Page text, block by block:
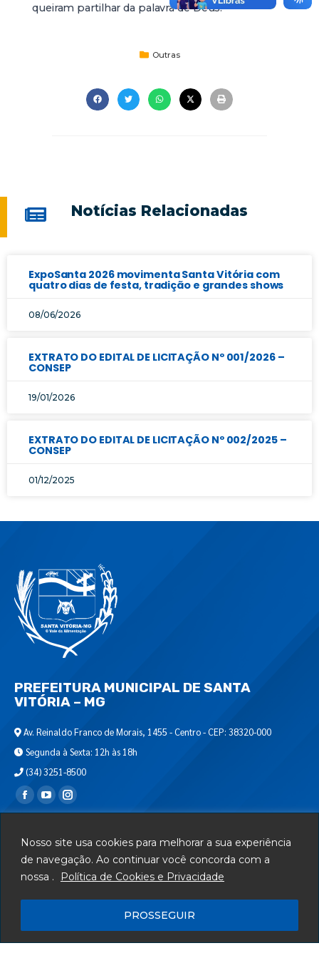
Nosso site usa cookies para melhorar a sua experiência
de navegação. Ao continuar você concorda com a
nossa .
Política de Cookies e Privacidade
PROSSEGUIR
queiram partilhar da palavra de Deus.
Outras
Notícias Relacionadas
ExpoSanta 2026 movimenta Santa Vitória com
quatro dias de festa, tradição e grandes shows
08/06/2026
EXTRATO DO EDITAL DE LICITAÇÃO Nº 001/2026 –
CONSEP
19/01/2026
EXTRATO DO EDITAL DE LICITAÇÃO Nº 002/2025 –
CONSEP
01/12/2025
PREFEITURA MUNICIPAL DE SANTA
VITÓRIA – MG
Av. Reinaldo Franco de Morais, 1455 - Centro - CEP: 38320-000
Segunda à Sexta: 12h às 18h
(34) 3251-8500
Encontre-nos em:
Departamento de T.I.
Serviços
Mapa do Site